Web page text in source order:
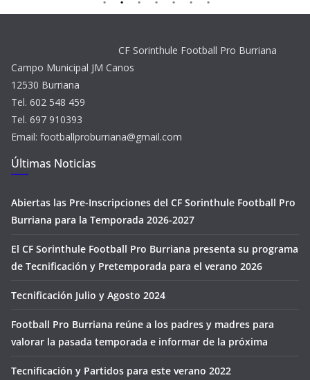
CF Sorinthule Football Pro Burriana
Campo Municipal JM Canos
12530 Burriana
Tel. 602 548 459
Tel. 697 910393
Email: footballproburriana@gmail.com
Últimas Noticias
Abiertas las Pre-Inscripciones del CF Sorinthule Football Pro
Burriana para la Temporada 2026-2027
El CF Sorinthule Football Pro Burriana presenta su programa
de Tecnificación y Pretemporada para el verano 2026
Tecnificación Julio y Agosto 2024
Football Pro Burriana reúne a los padres y madres para
valorar la pasada temporada e informar de la próxima
Tecnificación y Partidos para este verano 2022